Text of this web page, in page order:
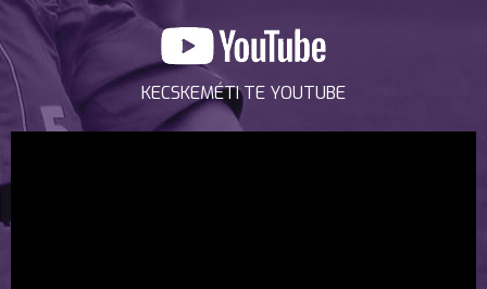
KECSKEMÉTI TE YOUTUBE